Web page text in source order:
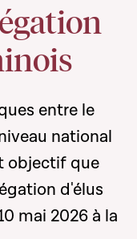
entre le
national
objectif que
d'élus
mai 2026 à la